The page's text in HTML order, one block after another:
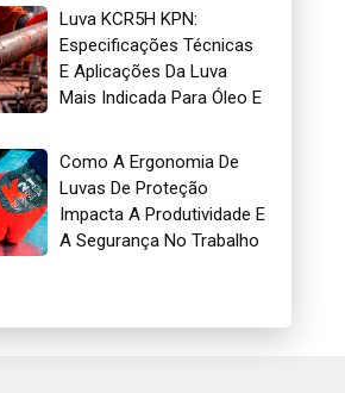
Luva KCR5H KPN:
Especificações Técnicas
E Aplicações Da Luva
Mais Indicada Para Óleo E
Como A Ergonomia De
Luvas De Proteção
Impacta A Produtividade E
A Segurança No Trabalho